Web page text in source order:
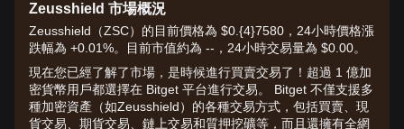
Zeusshield 市場概況
Zeusshield（ZSC）的目前價格為 $0.{​4}7580，24小時價格漲
跌幅為 +0.01%。目前市值約為 --，24小時交易量為 $0.00。
現在您已經了解了市場，是時候進行買賣交易了！超過 1 億加
密貨幣用戶都選擇在 Bitget 平台進行交易。 Bitget 不僅支援多
種加密資產（如Zeusshield）的各種交易方式，包括買賣、現
貨交易、期貨交易、鏈上交易和質押挖礦等，而且還擁有全網